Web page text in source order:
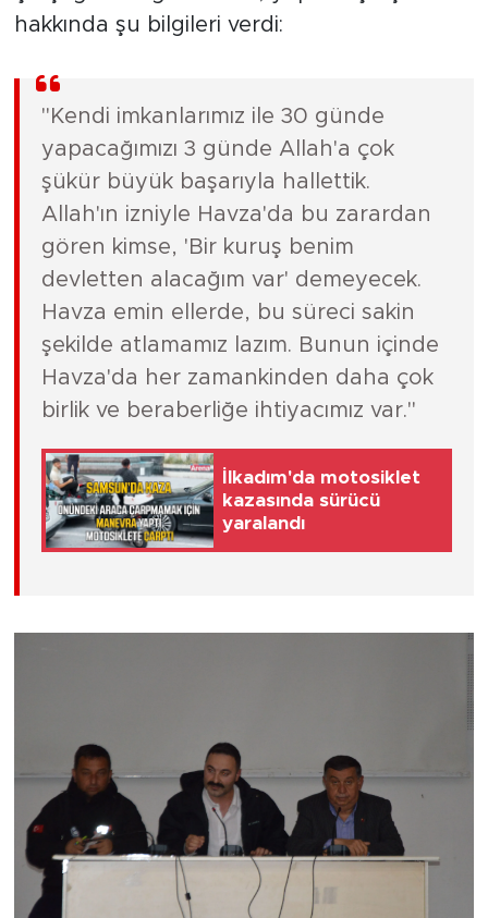
hakkında şu bilgileri verdi:
"Kendi imkanlarımız ile 30 günde
yapacağımızı 3 günde Allah'a çok
şükür büyük başarıyla hallettik.
Allah'ın izniyle Havza'da bu zarardan
gören kimse, 'Bir kuruş benim
devletten alacağım var' demeyecek.
Havza emin ellerde, bu süreci sakin
şekilde atlamamız lazım. Bunun içinde
Havza'da her zamankinden daha çok
birlik ve beraberliğe ihtiyacımız var."
İlkadım'da motosiklet
kazasında sürücü
yaralandı